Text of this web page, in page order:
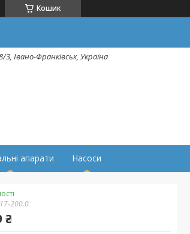
Кошик
Івано-Франківськ, Україна
апарати Насоси
200.0
₴